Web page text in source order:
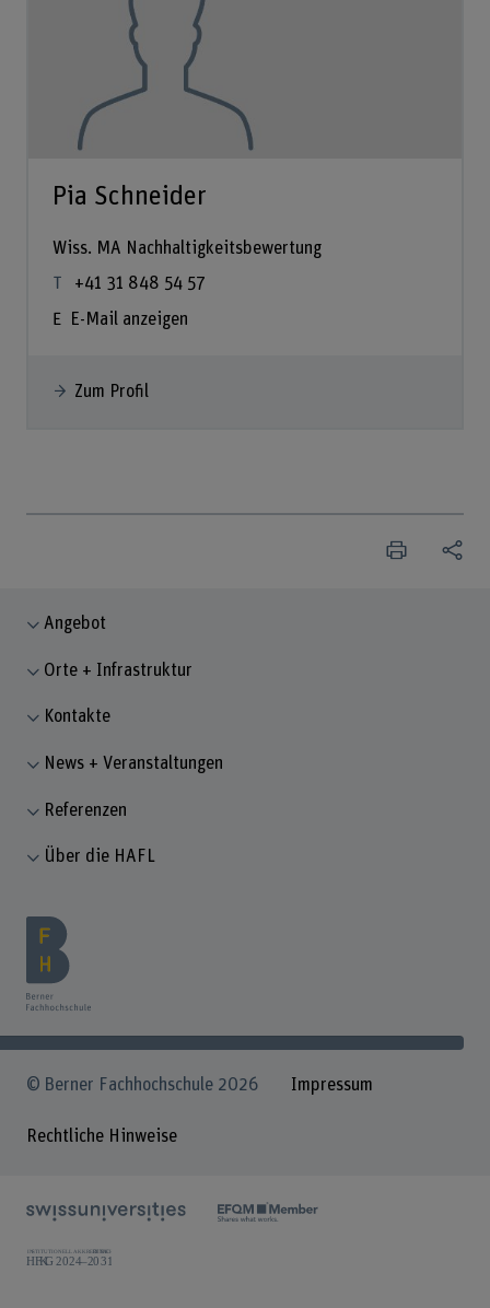
Pia Schneider
Wiss. MA Nachhaltigkeitsbewertung
+41 31 848 54 57
E-Mail anzeigen
Zum Profil
Angebot
Orte + Infrastruktur
Kontakte
News + Veranstaltungen
Referenzen
Über die HAFL
© Berner Fachhochschule 2026 Impressum
Rechtliche Hinweise